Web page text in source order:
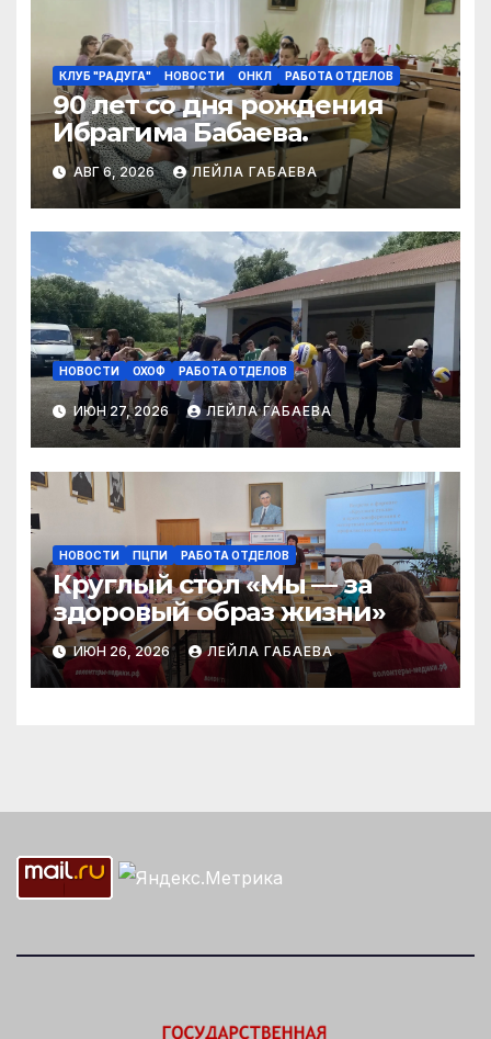
КЛУБ "РАДУГА" НОВОСТИ ОНКЛ РАБОТА ОТДЕЛОВ
90 лет со дня рождения
Ибрагима Бабаева.
АВГ 6, 2026 ЛЕЙЛА ГАБАЕВА
НОВОСТИ ОХОФ РАБОТА ОТДЕЛОВ
ИЮН 27, 2026 ЛЕЙЛА ГАБАЕВА
НОВОСТИ ПЦПИ РАБОТА ОТДЕЛОВ
Круглый стол «Мы — за
здоровый образ жизни»
ИЮН 26, 2026 ЛЕЙЛА ГАБАЕВА